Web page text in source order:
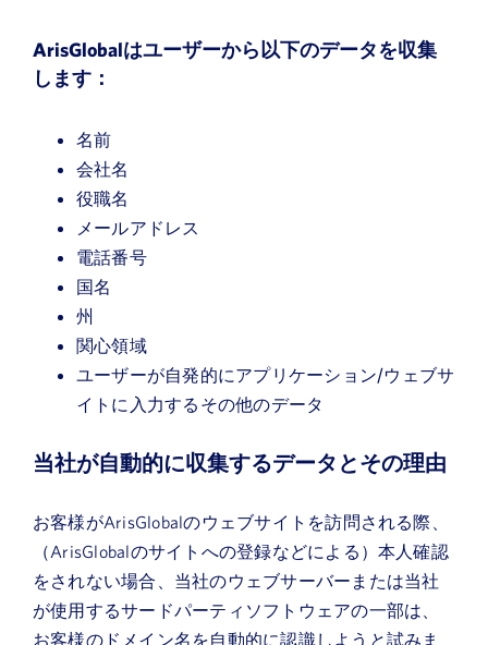
ArisGlobalはユーザーから以下のデータを収集
します：
名前
会社名
役職名
メールアドレス
電話番号
国名
州
関心領域
ユーザーが自発的にアプリケーション/ウェブサ
イトに入力するその他のデータ
当社が自動的に収集するデータとその理由
お客様がArisGlobalのウェブサイトを訪問される際、
（ArisGlobalのサイトへの登録などによる）本人確認
をされない場合、当社のウェブサーバーまたは当社
が使用するサードパーティソフトウェアの一部は、
お客様のドメイン名を自動的に認識しようと試みま